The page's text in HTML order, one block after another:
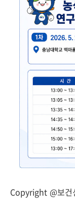
Copyright @보